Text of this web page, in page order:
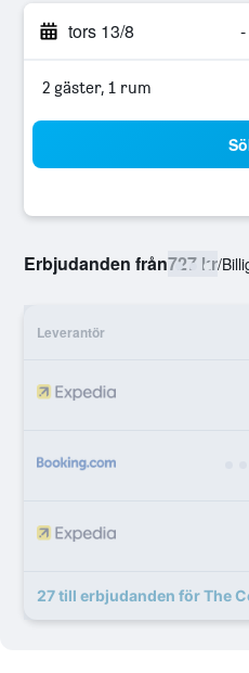
tors 13/8 -
2 gäster, 1 rum
Erbjudanden från727 kr/
Leverantör
27 till erbjudanden för The